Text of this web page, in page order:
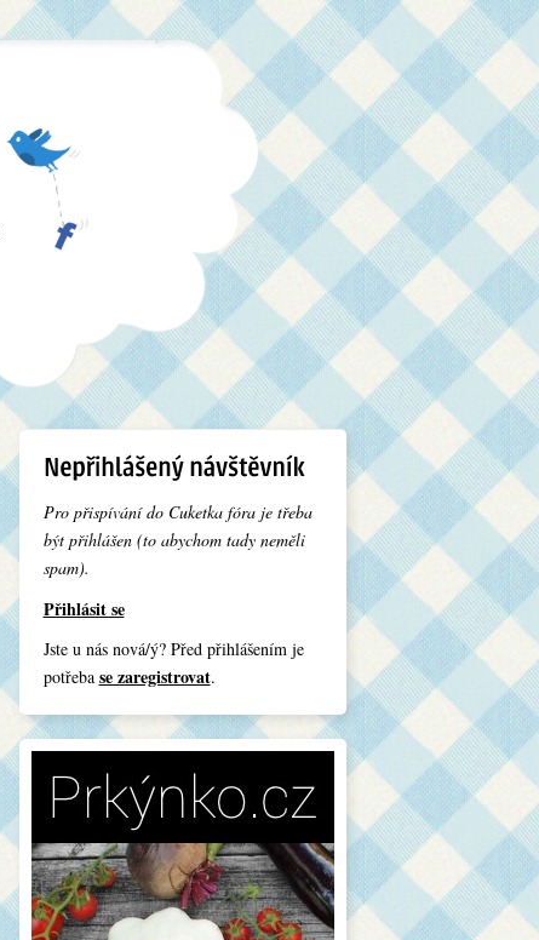
Pro přispívání do Cuketka fóra je třeba
být přihlášen (to abychom tady neměli
spam).
Přihlásit se
Jste u nás nová/ý? Před přihlášením je
potřeba se zaregistrovat.